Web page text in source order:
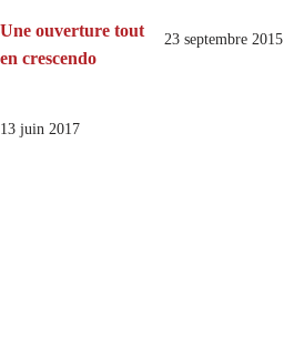
Une ouverture tout
en crescendo
13 juin 2017
23 septembre 2015